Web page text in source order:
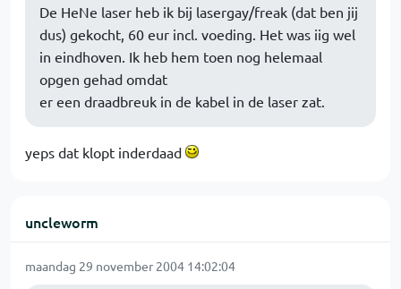
De HeNe laser heb ik bij lasergay/freak (dat ben jij
dus) gekocht, 60 eur incl. voeding. Het was iig wel
in eindhoven. Ik heb hem toen nog helemaal
opgen gehad omdat
er een draadbreuk in de kabel in de laser zat.
yeps dat klopt inderdaad
uncleworm
maandag 29 november 2004 14:02:04